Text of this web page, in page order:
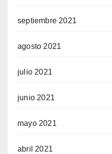
septiembre 2021
agosto 2021
julio 2021
junio 2021
mayo 2021
abril 2021